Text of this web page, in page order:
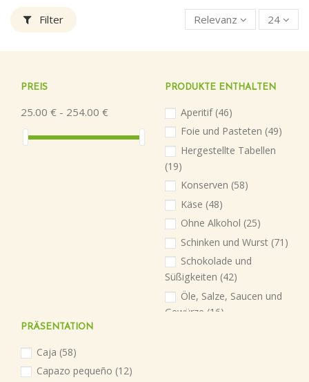
Filter Relevanz 24
PREIS
25.00 € - 254.00 €
PRODUKTE ENTHALTEN
Aperitif (46)
Foie und Pasteten (49)
Hergestellte Tabellen
(19)
Konserven (58)
Käse (48)
Ohne Alkohol (25)
Schinken und Wurst (71)
Schokolade und
Süßigkeiten (42)
Öle, Salze, Saucen und
Gewürze (16)
PRÄSENTATION
Caja (58)
Capazo pequeño (12)